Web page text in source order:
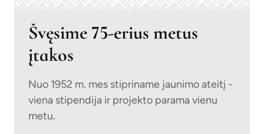
Švęsime 75-erius metus
įtakos
Nuo 1952 m. mes stipriname jaunimo ateitį -
viena stipendija ir projekto parama vienu
metu.